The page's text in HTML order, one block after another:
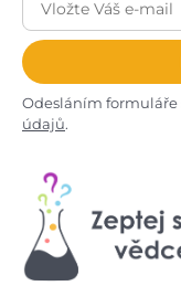
Odesláním formuláře
údajů.